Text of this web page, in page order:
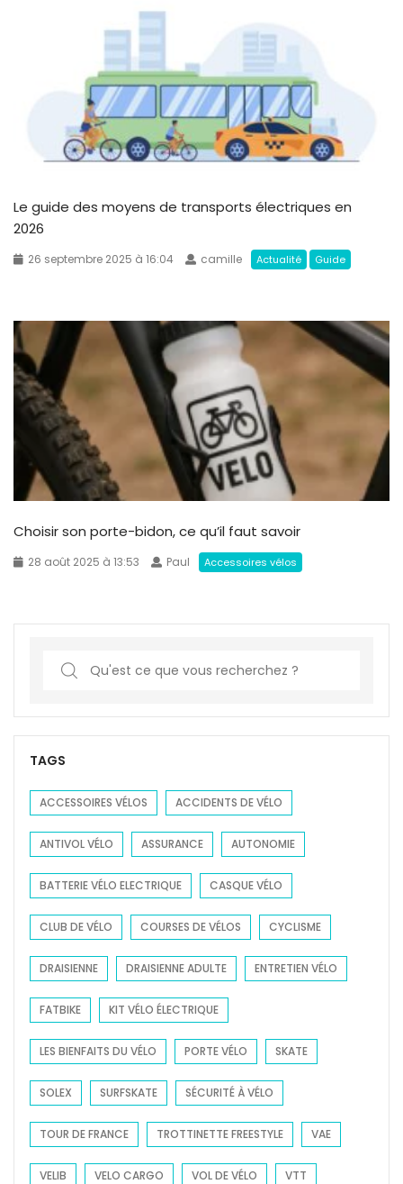
Le guide des moyens de transports électriques en
2026
26 septembre 2025 à 16:04 camille Actualité Guide
Choisir son porte-bidon, ce qu’il faut savoir
28 août 2025 à 13:53 Paul Accessoires vélos
r
c
f
r
:
TAGS
ACCESSOIRES VÉLOS ACCIDENTS DE VÉLO
ANTIVOL VÉLO ASSURANCE AUTONOMIE
BATTERIE VÉLO ELECTRIQUE CASQUE VÉLO
CLUB DE VÉLO COURSES DE VÉLOS CYCLISME
DRAISIENNE DRAISIENNE ADULTE ENTRETIEN VÉLO
FATBIKE KIT VÉLO ÉLECTRIQUE
LES BIENFAITS DU VÉLO PORTE VÉLO SKATE
SOLEX SURFSKATE SÉCURITÉ À VÉLO
TOUR DE FRANCE TROTTINETTE FREESTYLE VAE
VELIB VELO CARGO VOL DE VÉLO VTT